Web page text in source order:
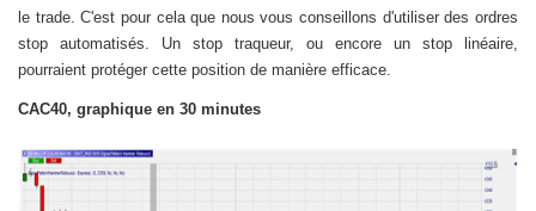
le trade. C'est pour cela que nous vous conseillons d'utiliser des ordres
stop automatisés. Un stop traqueur, ou encore un stop linéaire,
pourraient protéger cette position de manière efficace.
CAC40, graphique en 30 minutes